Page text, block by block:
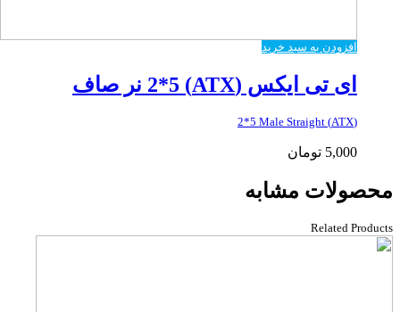
افزودن به سبد خرید
ای تی ایکس (ATX) 2*5 نر صاف
(ATX) 2*5 Male Straight
5,000 تومان
محصولات مشابه
Related Products